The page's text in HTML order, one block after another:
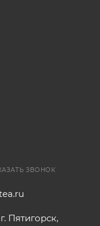
ЗВОНОК
Пятигорск,